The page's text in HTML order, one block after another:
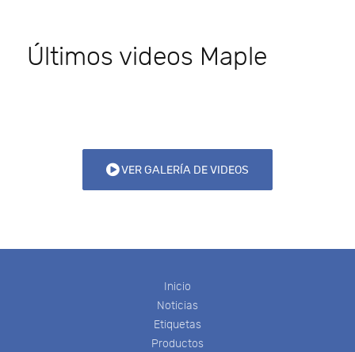
Últimos videos Maple
VER GALERÍA DE VIDEOS
Inicio
Noticias
Etiquetas
Productos